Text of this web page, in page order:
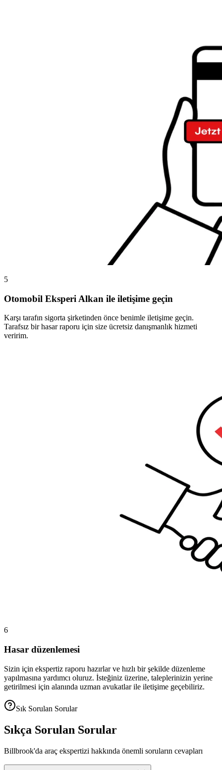
5
Otomobil Eksperi Alkan ile iletişime geçin
Karşı tarafın sigorta şirketinden önce benimle iletişime geçin.
Tarafsız bir hasar raporu için size ücretsiz danışmanlık hizmeti
veririm.
6
Hasar düzenlemesi
Sizin için ekspertiz raporu hazırlar ve hızlı bir şekilde düzenleme
yapılmasına yardımcı oluruz. İsteğiniz üzerine, taleplerinizin yerine
getirilmesi için alanında uzman avukatlar ile iletişime geçebiliriz.
Sık Sorulan Sorular
Sıkça Sorulan Sorular
Billbrook'da araç ekspertizi hakkında önemli soruların cevapları